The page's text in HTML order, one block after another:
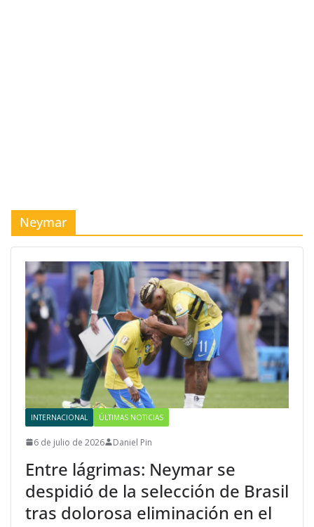
Neymar
INTERNACIONAL ÚLTIMAS NOTICIAS
6 de julio de 2026 Daniel Pin
Entre lágrimas: Neymar se
despidió de la selección de Brasil
tras dolorosa eliminación en el